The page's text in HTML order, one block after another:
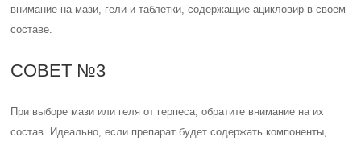
внимание на мази, гели и таблетки, содержащие ацикловир в своем
составе.
СОВЕТ №3
При выборе мази или геля от герпеса, обратите внимание на их
состав. Идеально, если препарат будет содержать компоненты,